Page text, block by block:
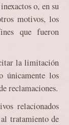
o, en su
motivos, los
que fueron
la limitación
únicamente los
reclamaciones.
relacionados
tratamiento de